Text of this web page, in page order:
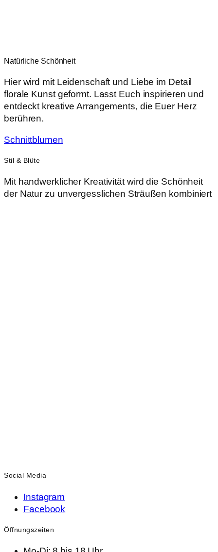
Natürliche Schönheit
Hier wird mit Leidenschaft und Liebe im Detail
florale Kunst geformt. Lasst Euch inspirieren und
entdeckt kreative Arrangements, die Euer Herz
berühren.
Schnittblumen
Stil & Blüte
Mit handwerklicher Kreativität wird die Schönheit
der Natur zu unvergesslichen Sträußen kombiniert
Social Media
Instagram
Facebook
Öffnungszeiten